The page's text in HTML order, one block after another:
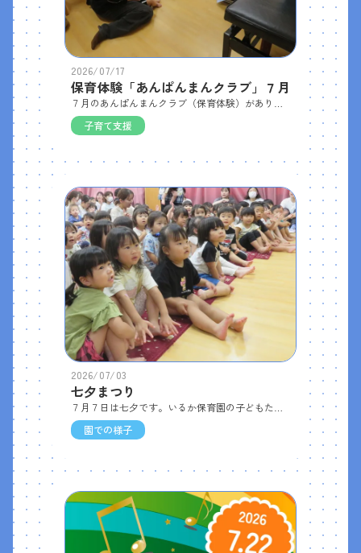
2026/07/17
保育体験「あんぱんまんクラブ」７月
子育て支援
2026/07/03
七夕まつり
園での様子